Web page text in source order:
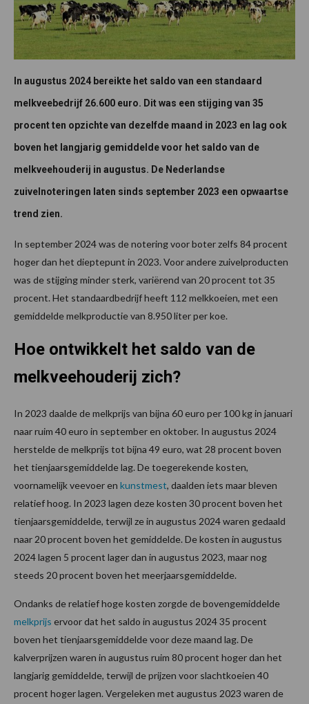
In augustus 2024 bereikte het saldo van een standaard
melkveebedrijf 26.600 euro. Dit was een stijging van 35
procent ten opzichte van dezelfde maand in 2023 en lag ook
boven het langjarig gemiddelde voor het saldo van de
melkveehouderij in augustus. De Nederlandse
zuivelnoteringen laten sinds september 2023 een opwaartse
trend zien.
In september 2024 was de notering voor boter zelfs 84 procent
hoger dan het dieptepunt in 2023. Voor andere zuivelproducten
was de stijging minder sterk, variërend van 20 procent tot 35
procent. Het standaardbedrijf heeft 112 melkkoeien, met een
gemiddelde melkproductie van 8.950 liter per koe.
Hoe ontwikkelt het saldo van de
melkveehouderij zich?
In 2023 daalde de melkprijs van bijna 60 euro per 100 kg in januari
naar ruim 40 euro in september en oktober. In augustus 2024
herstelde de melkprijs tot bijna 49 euro, wat 28 procent boven
het tienjaarsgemiddelde lag. De toegerekende kosten,
voornamelijk veevoer en kunstmest, daalden iets maar bleven
relatief hoog. In 2023 lagen deze kosten 30 procent boven het
tienjaarsgemiddelde, terwijl ze in augustus 2024 waren gedaald
naar 20 procent boven het gemiddelde. De kosten in augustus
2024 lagen 5 procent lager dan in augustus 2023, maar nog
steeds 20 procent boven het meerjaarsgemiddelde.
Ondanks de relatief hoge kosten zorgde de bovengemiddelde
melkprijs ervoor dat het saldo in augustus 2024 35 procent
boven het tienjaarsgemiddelde voor deze maand lag. De
kalverprijzen waren in augustus ruim 80 procent hoger dan het
langjarig gemiddelde, terwijl de prijzen voor slachtkoeien 40
procent hoger lagen. Vergeleken met augustus 2023 waren de